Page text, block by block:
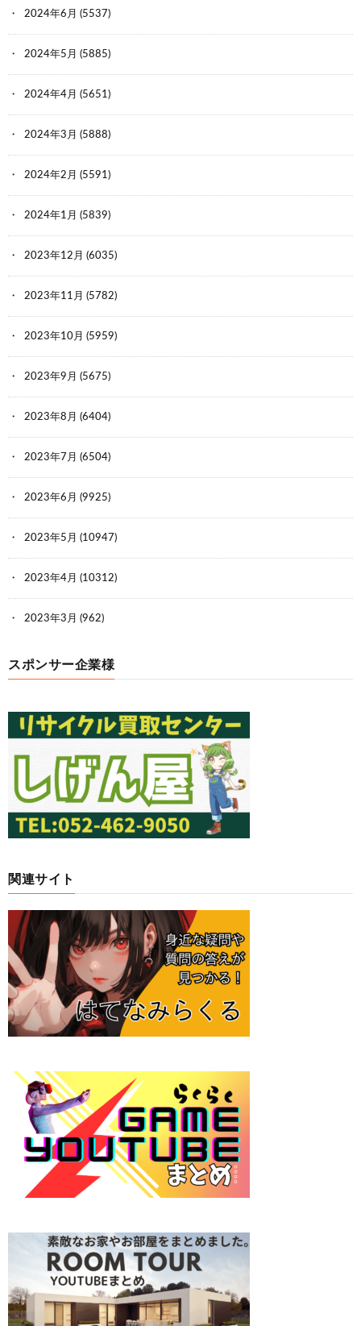
2024年6月 (5537)
2024年5月 (5885)
2024年4月 (5651)
2024年3月 (5888)
2024年2月 (5591)
2024年1月 (5839)
2023年12月 (6035)
2023年11月 (5782)
2023年10月 (5959)
2023年9月 (5675)
2023年8月 (6404)
2023年7月 (6504)
2023年6月 (9925)
2023年5月 (10947)
2023年4月 (10312)
2023年3月 (962)
スポンサー企業様
関連サイト